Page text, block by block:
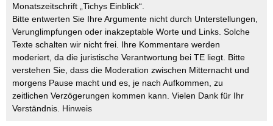
Monatszeitschrift „Tichys Einblick“.
Bitte entwerten Sie Ihre Argumente nicht durch Unterstellungen,
Verunglimpfungen oder inakzeptable Worte und Links. Solche
Texte schalten wir nicht frei. Ihre Kommentare werden
moderiert, da die juristische Verantwortung bei TE liegt. Bitte
verstehen Sie, dass die Moderation zwischen Mitternacht und
morgens Pause macht und es, je nach Aufkommen, zu
zeitlichen Verzögerungen kommen kann. Vielen Dank für Ihr
Verständnis. Hinweis